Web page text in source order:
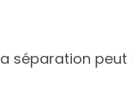
séparation peut